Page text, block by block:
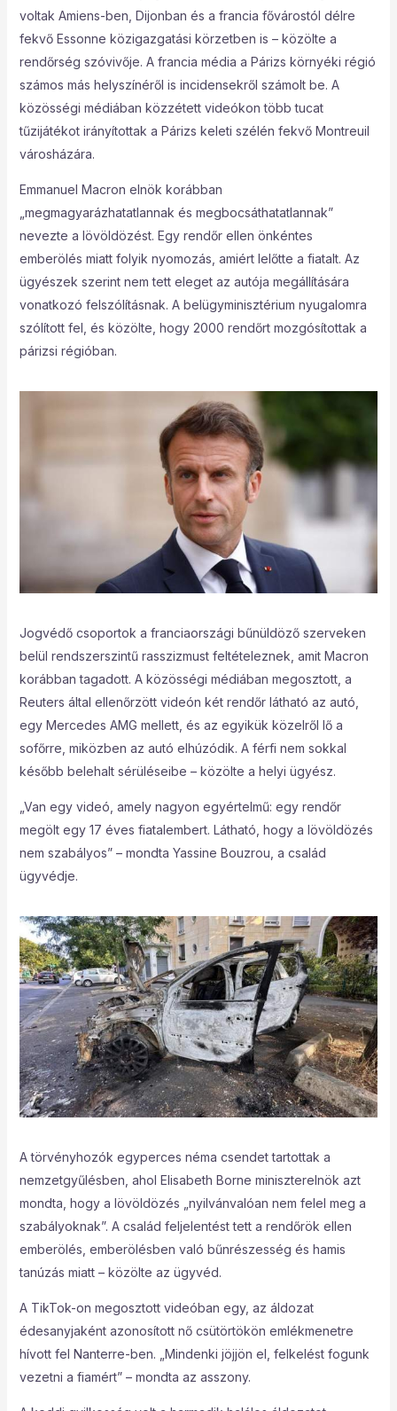
voltak Amiens-ben, Dijonban és a francia fővárostól délre
fekvő Essonne közigazgatási körzetben is – közölte a
rendőrség szóvivője. A francia média a Párizs környéki régió
számos más helyszínéről is incidensekről számolt be. A
közösségi médiában közzétett videókon több tucat
tűzijátékot irányítottak a Párizs keleti szélén fekvő Montreuil
városházára.
Emmanuel Macron elnök korábban
„megmagyarázhatatlannak és megbocsáthatatlannak”
nevezte a lövöldözést. Egy rendőr ellen önkéntes
emberölés miatt folyik nyomozás, amiért lelőtte a fiatalt. Az
ügyészek szerint nem tett eleget az autója megállítására
vonatkozó felszólításnak. A belügyminisztérium nyugalomra
szólított fel, és közölte, hogy 2000 rendőrt mozgósítottak a
párizsi régióban.
Jogvédő csoportok a franciaországi bűnüldöző szerveken
belül rendszerszintű rasszizmust feltételeznek, amit Macron
korábban tagadott. A közösségi médiában megosztott, a
Reuters által ellenőrzött videón két rendőr látható az autó,
egy Mercedes AMG mellett, és az egyikük közelről lő a
sofőrre, miközben az autó elhúzódik. A férfi nem sokkal
később belehalt sérüléseibe – közölte a helyi ügyész.
„Van egy videó, amely nagyon egyértelmű: egy rendőr
megölt egy 17 éves fiatalembert. Látható, hogy a lövöldözés
nem szabályos” – mondta Yassine Bouzrou, a család
ügyvédje.
A törvényhozók egyperces néma csendet tartottak a
nemzetgyűlésben, ahol Elisabeth Borne miniszterelnök azt
mondta, hogy a lövöldözés „nyilvánvalóan nem felel meg a
szabályoknak”. A család feljelentést tett a rendőrök ellen
emberölés, emberölésben való bűnrészesség és hamis
tanúzás miatt – közölte az ügyvéd.
A TikTok-on megosztott videóban egy, az áldozat
édesanyjaként azonosított nő csütörtökön emlékmenetre
hívott fel Nanterre-ben. „Mindenki jöjjön el, felkelést fogunk
vezetni a fiamért” – mondta az asszony.